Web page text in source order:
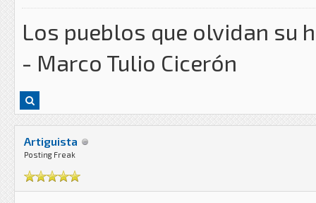
Los pueblos que olvidan su
- Marco Tulio Cicerón
Artiguista
Posting Freak